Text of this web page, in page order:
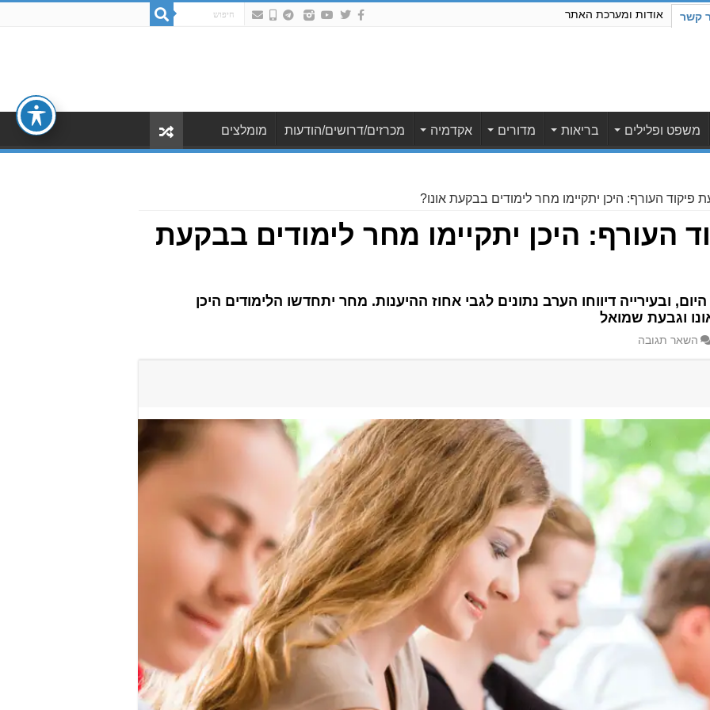
קשר אודות ומערכת האתר
משפט ופלילים בריאות מדורים אקדמיה מכרזים/דרושים/הודעות מומלצים
פיקוד העורף: היכן יתקיימו מחר לימודים בבקעת אונו?
העורף: היכן יתקיימו מחר לימודים בבקעת
ובעירייה דיווחו הערב נתונים לגבי אחוז ההיענות. מחר יתחדשו הלימודים היכן
וגבעת שמואל
השאר תגובה